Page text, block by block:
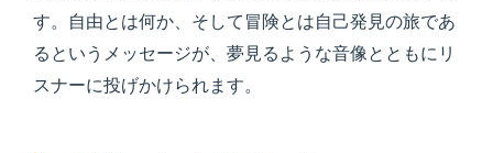
す。自由とは何か、そして冒険とは自己発見の旅であ
るというメッセージが、夢見るような音像とともにリ
スナーに投げかけられます。